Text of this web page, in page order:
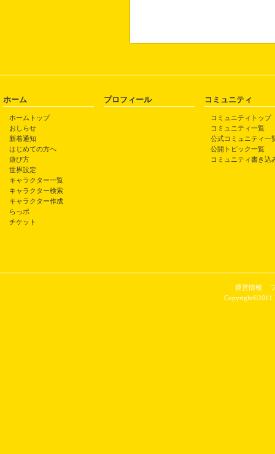
ホーム
ホームトップ
おしらせ
新着通知
はじめての方へ
遊び方
世界設定
キャラクター一覧
キャラクター検索
キャラクター作成
らっポ
チケット
プロフィール コミュニティ
コミュニティトップ
コミュニティ一覧
公式コミュニティ一
公開トピック一覧
コミュニティ書き込
運営情報
Copyright©2011